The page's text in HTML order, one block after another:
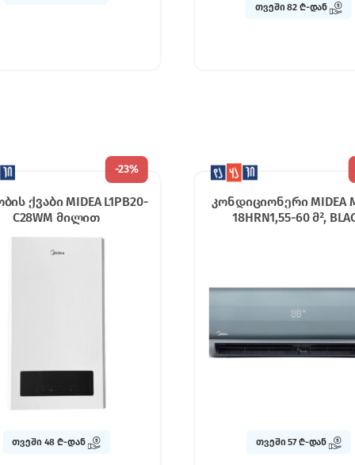
თვეში 93 ₾-დან
-27%
MIDEA MSAG-
60 მ², BLACK
თვეში 57 ₾-დან
მაცივარი MIDEA
MDRB470MGF01OM White
თვეში 44 ₾-დან